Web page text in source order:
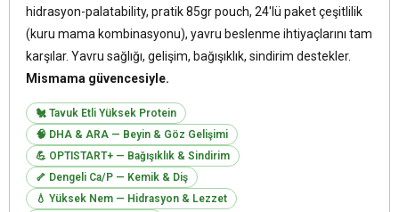
hidrasyon-palatability, pratik 85gr pouch, 24'lü paket çeşitlilik
(kuru mama kombinasyonu), yavru beslenme ihtiyaçlarını tam
karşılar. Yavru sağlığı, gelişim, bağışıklık, sindirim destekler.
Mismama güvencesiyle.
🐔 Tavuk Etli Yüksek Protein
🧠 DHA & ARA — Beyin & Göz Gelişimi
💪 OPTISTART+ — Bağışıklık & Sindirim
🦴 Dengeli Ca/P — Kemik & Diş
💧 Yüksek Nem — Hidrasyon & Lezzet